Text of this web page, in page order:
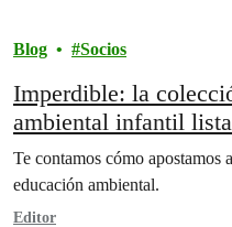
Blog Socios
Imperdible: la
ambiental infantil
Te contamos cómo apostamos
educación ambiental.
Editor